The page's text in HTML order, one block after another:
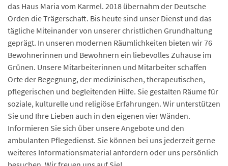
das Haus Maria vom Karmel. 2018 übernahm der Deutsche
Orden die Trägerschaft. Bis heute sind unser Dienst und das
tägliche Miteinander von unserer christlichen Grundhaltung
geprägt. In unseren modernen Räumlichkeiten bieten wir 76
Bewohnerinnen und Bewohnern ein liebevolles Zuhause im
Grünen. Unsere Mitarbeiterinnen und Mitarbeiter schaffen
Orte der Begegnung, der medizinischen, therapeutischen,
pflegerischen und begleitenden Hilfe. Sie gestalten Räume für
soziale, kulturelle und religiöse Erfahrungen. Wir unterstützen
Sie und Ihre Lieben auch in den eigenen vier Wänden.
Informieren Sie sich über unsere Angebote und den
ambulanten Pflegedienst. Sie können bei uns jederzeit gerne
weiteres Informationsmaterial anfordern oder uns persönlich